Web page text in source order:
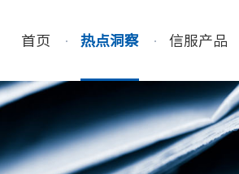
首页 热点洞察 信服产品